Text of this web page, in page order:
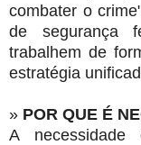
combater o
de segurança
trabalhem de
estratégia
» POR QUE É
A necessidade